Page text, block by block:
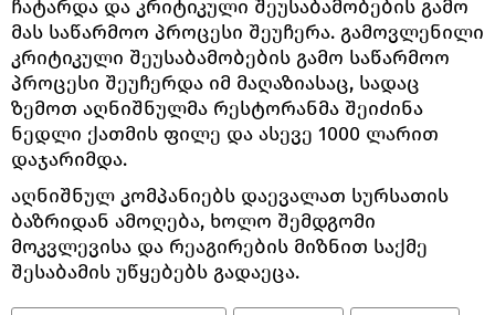
ჩატარდა და კრიტიკული შეუსაბამობების გამო
მას საწარმოო პროცესი შეუჩერა. გამოვლენილი
კრიტიკული შეუსაბამობების გამო საწარმოო
პროცესი შეუჩერდა იმ მაღაზიასაც, სადაც
ზემოთ აღნიშნულმა რესტორანმა შეიძინა
ნედლი ქათმის ფილე და ასევე 1000 ლარით
დაჯარიმდა.
აღნიშნულ კომპანიებს დაევალათ სურსათის
ბაზრიდან ამოღება, ხოლო შემდგომი
მოკვლევისა და რეაგირების მიზნით საქმე
შესაბამის უწყებებს გადაეცა.